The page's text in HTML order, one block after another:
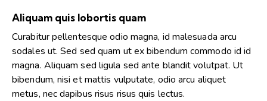
Aliquam quis lobortis quam
Curabitur pellentesque odio magna, id malesuada arcu
sodales ut. Sed sed quam ut ex bibendum commodo id id
magna. Aliquam sed ligula sed ante blandit volutpat. Ut
bibendum, nisi et mattis vulputate, odio arcu aliquet
metus, nec dapibus risus risus quis lectus.